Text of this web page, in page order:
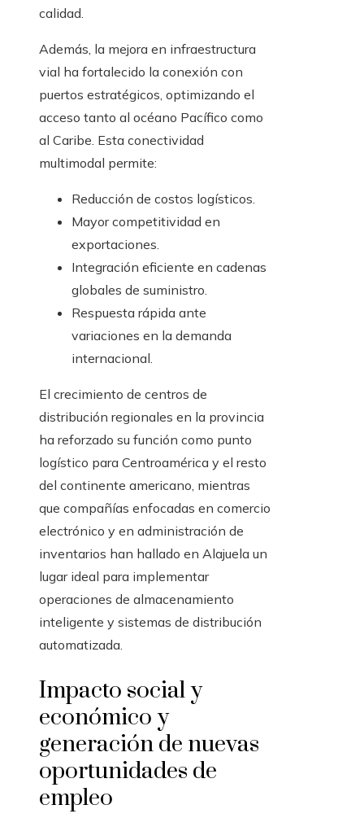
calidad.
Además, la mejora en infraestructura
vial ha fortalecido la conexión con
puertos estratégicos, optimizando el
acceso tanto al océano Pacífico como
al Caribe. Esta conectividad
multimodal permite:
Reducción de costos logísticos.
Mayor competitividad en
exportaciones.
Integración eficiente en cadenas
globales de suministro.
Respuesta rápida ante
variaciones en la demanda
internacional.
El crecimiento de centros de
distribución regionales en la provincia
ha reforzado su función como punto
logístico para Centroamérica y el resto
del continente americano, mientras
que compañías enfocadas en comercio
electrónico y en administración de
inventarios han hallado en Alajuela un
lugar ideal para implementar
operaciones de almacenamiento
inteligente y sistemas de distribución
automatizada.
Impacto social y
económico y
generación de nuevas
oportunidades de
empleo